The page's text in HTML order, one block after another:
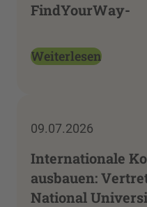
FindYourWay-
Weiterlesen
09.07.2026
Internationale
ausbauen:
National